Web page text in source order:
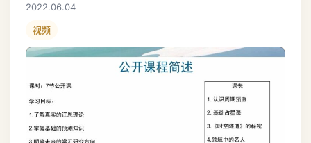
2022.06.04
视频